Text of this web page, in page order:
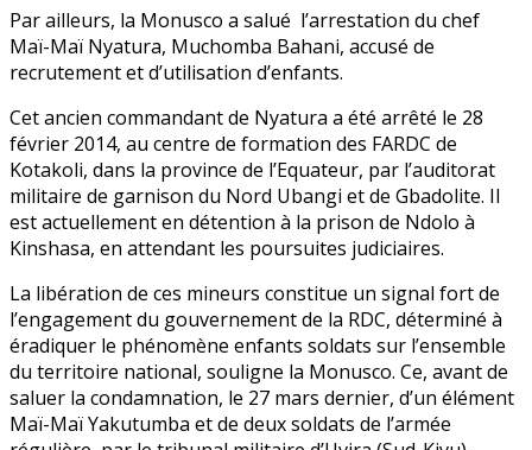
Par ailleurs, la Monusco a salué l’arrestation du chef
Maï-Maï Nyatura, Muchomba Bahani, accusé de
recrutement et d’utilisation d’enfants.
Cet ancien commandant de Nyatura a été arrêté le 28
février 2014, au centre de formation des FARDC de
Kotakoli, dans la province de l’Equateur, par l’auditorat
militaire de garnison du Nord Ubangi et de Gbadolite. Il
est actuellement en détention à la prison de Ndolo à
Kinshasa, en attendant les poursuites judiciaires.
La libération de ces mineurs constitue un signal fort de
l’engagement du gouvernement de la RDC, déterminé à
éradiquer le phénomène enfants soldats sur l’ensemble
du territoire national, souligne la Monusco. Ce, avant de
saluer la condamnation, le 27 mars dernier, d’un élément
Maï-Maï Yakutumba et de deux soldats de l’armée